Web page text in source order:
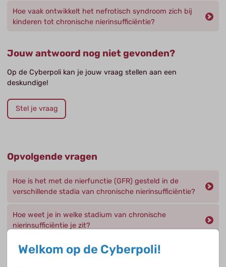
Hoe vaak ontwikkelt het nefrotisch syndroom zich bij
kinderen tot chronische nierinsufficiëntie?
Jouw antwoord nog niet gevonden?
Op de Cyberpoli kan je jouw vraag stellen aan een
deskundige!
Stel je vraag
Opvolgende vragen
Hoe is het met de nierfunctie (GFR) gesteld in de
verschillende stadia van chronische nierinsufficiëntie?
Hoe weet je in welke stadium van chronische
nierinsufficiëntie je zit?
Hoe zit het met de groei als je chronische
Welkom op de Cyberpoli!